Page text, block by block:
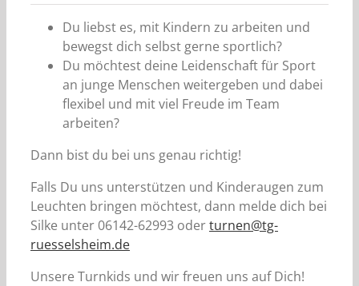
Du liebst es, mit Kindern zu arbeiten und
bewegst dich selbst gerne sportlich?
Du möchtest deine Leidenschaft für Sport
an junge Menschen weitergeben und dabei
flexibel und mit viel Freude im Team
arbeiten?
Dann bist du bei uns genau richtig!
Falls Du uns unterstützen und Kinderaugen zum
Leuchten bringen möchtest, dann melde dich bei
Silke unter 06142-62993 oderturnen@tg-
ruesselsheim.de
Unsere Turnkids und wir freuen uns auf Dich!